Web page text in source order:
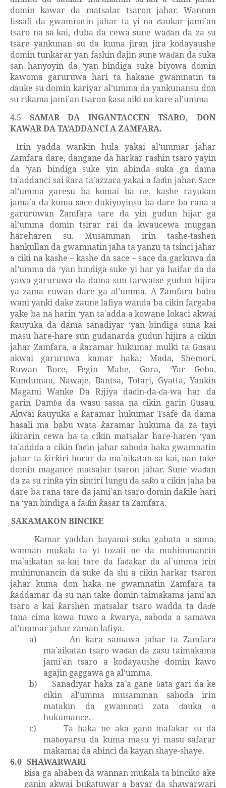
domin kawar da matsalar tsaron jahar. Wannan
lissafi da gwamnatin jahar ta yi na ɗaukar jami`an
tsaro na sa-kai, duba da cewa sune waɗan da za su
tsare yankunan su da kuma jiran jira kodayaushe
domin tunkarar yan fashin dajin sune waɗan da suka
san hanyoyin da ‘yan bindiga suke biyowa domin
kawoma garuruwa hari ta hakane gwamnatin ta
ɗauke su domin kariyar al’umma da yankunansu don
su riƙama jami`an tsaron ƙasa aiki na kare al’umma
4.5 SAMAR DA INGANTACCEN TSARO, DON
KAWAR DA TA’ADDANCI A ZAMFARA.
Irin yadda wankin hula yakai al’ummar jahar
Zamfara dare, dangane da harkar rashin tsaro yayin
da ‘yan bindiga suke yin abinda suka ga dama
ta`addanci sai ƙara ta`azzara yakai a faɗin jahar. Sace
al’umma garesu ba komai ba ne, kashe rayukan
jama`a da kuma sace dukiyoyinsu ba dare ba rana a
garuruwan Zamfara tare da yin gudun hijar ga
al’umma domin tsirar rai da kwaucewa muggan
hareharen su. Musamman irin tashe-tashen
hankullan da gwamnatin jaha ta yanzu ta tsinci jahar
a ciki na kashe – kashe da sace – sace da garkuwa da
al’umma da ‘yan bindiga suke yi har ya haifar da da
yawa garuruwa da dama sun tarwatse gudun hijira
ya zama ruwan dare ga al’umma. A Zamfara babu
wani yanki dake zaune lafiya wanda ba cikin fargaba
yake ba na harin ‘yan ta`adda a kowane lokaci akwai
ƙauyuka da dama sanadiyar ‘yan bindiga suna kai
masu hare-hare sun gudanarda gudun hijira a cikin
jahar Zamfara, aƙaramar hukumar mulki ta Gusau
akwai garuruwa kamar haka: Mada, Shemori,
RuwanƁore, Fegin Mahe, Gora, ‘Yar Geba,
Kundumau, Nawaje, Bantsa, Totari, Gyatta, Yankin
Magami Wanke Da Rijiya daɗin-da-ɗa-wa har da
garin Damɓa da wasu sassa na cikin garin Gusau.
Akwaiƙauyuka aƙaramar hukumar Tsafe da dama
hasali ma babu wata ƙaramar hukuma da za tayi
iƙirarin cewa ba ta cikin matsalar hare-haren ‘yan
ta`addda a cikin faɗin jahar saboda haka gwamnatin
jahar taƙirƙiri horar da ma`aikatan sa-kai, nan take
domin magance matsalar tsaron jahar. Sune waɗan
da za su rinƙa yin sintiri lungu da saƙo a cikin jaha ba
dare ba rana tare da jami`an tsaro domin daƙile hari
na ‘yan bindiga a faɗin ƙasar ta Zamfara.
SAKAMAKON BINCIKE
Kamar yaddan bayanai suka gabata a sama,
wannan muƙala ta yi tozali ne da muhimmancin
ma`aikatan sa-kai tare da faɗakar da al`umma irin
muhimmancin da suke da shi a cikin harkar tsaron
jahar kuma don haka ne gwamnatin Zamfara ta
ƙaddamar da su nan take domin taimakama jami`an
tsaro a kaiƙarshen matsalar tsaro wadda ta daɗe
tana cima kowa tuwo a ƙwarya, saboda a samawa
al’ummar jahar zaman lafiya.
a)
An ƙara samawa jahar ta Zamfara
ma`aikatan tsaro waɗan da zasu taimakama
jami`an tsaro a kodayaushe domin kawo
agajin gaggawa ga al’umma.
b)
Sanadiyar haka za`a gane ɓata gari da ke
cikin al’umma musamman saboda irin
matakin da gwamnati zata
ɗauka a
hukumance.
c)
Ta haka ne aka gano mafakar su da
maɓoyarsu da kuma masu yi masu safarar
makamai da abinci da kayan shaye-shaye.
6.0 SHAWARWARI
Bisa ga ababen da wannan muƙala ta binciko ake
ganin akwai buƙatuwar a bayar da shawarwari